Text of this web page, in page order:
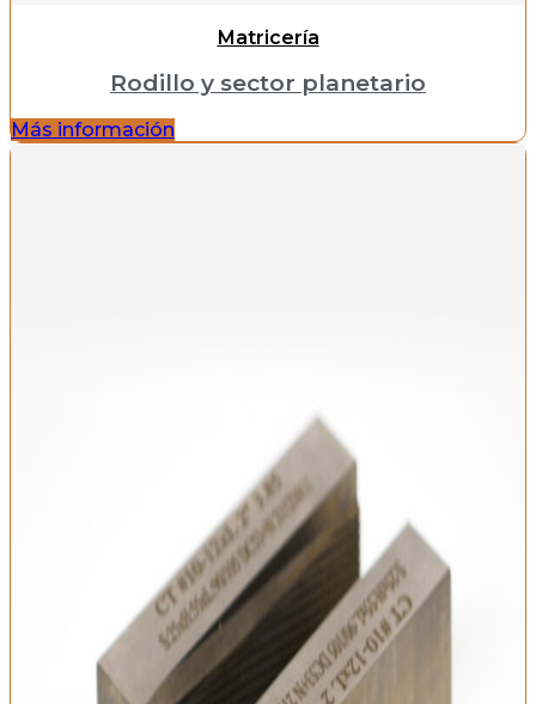
Matricería
Rodillo y sector planetario
Más información